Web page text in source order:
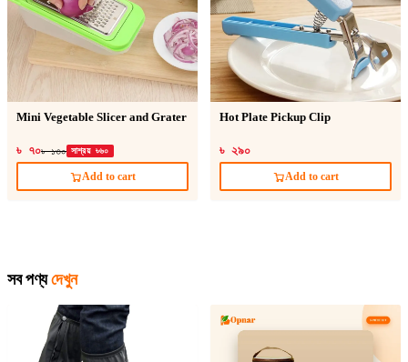
Mini Vegetable Slicer and Grater
৳ ৭০৳ ১৩০ সাশ্রয় ৳৬০
Add to cart
Hot Plate Pickup Clip
৳ ২৯০
Add to cart
সব পণ্য দেখুন